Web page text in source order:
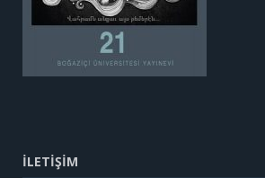
İLETİŞİM